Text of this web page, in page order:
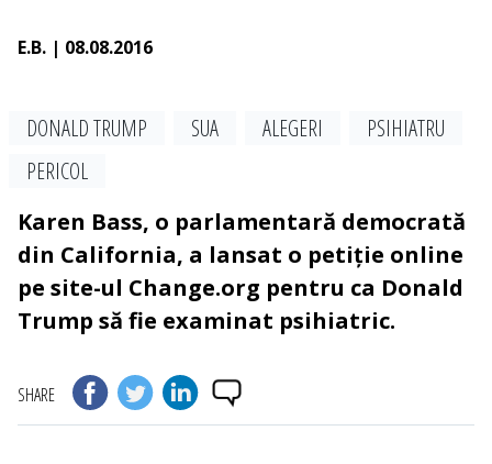
E.B. | 08.08.2016
DONALD TRUMP SUA ALEGERI
PSIHIATRU
PERICOL
Karen Bass, o parlamentară democrată
din California, a lansat o petiție online
pe site-ul Change.org pentru ca Donald
Trump să fie examinat psihiatric.
SHARE